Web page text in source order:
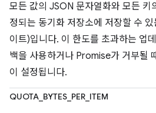
모든 값의 JSON 문자열화와 모든 키
정되는 동기화 저장소에 저장할 수
이트)입니다. 이 한도를 초과하는 업
백을 사용하거나 Promise가 거부될
이 설정됩니다.
QUOTA_BYTES_PER_ITEM